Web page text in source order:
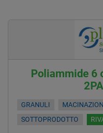
Poliammide 6
GRANULI
SOTTOPRODOTTO